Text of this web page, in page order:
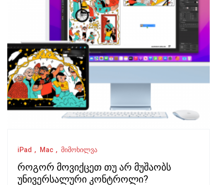
iPad Mac მიმოხილვა
როგორ მოვიქცეთ თუ არ მუშაობს
უნივერსალური კონტროლი?